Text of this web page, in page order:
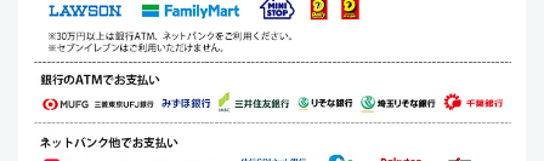
年10月31日(木)〕
**夏期休業日のお知らせ**2024年8月14日(水)および8月15日(木)は
夏期休業日とさせていただきます。そのため、8月13日(火)14:00か
ら8月16日(金)14:00の間のご注文分の発送は、8月16日(金)となりま